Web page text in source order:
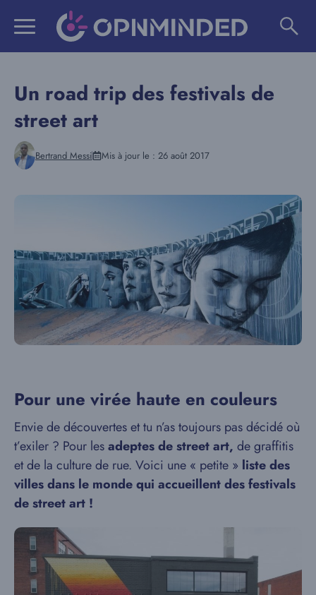
Un road trip des festivals de
street art
Bertrand Messi Mis à jour le : 26 août 2017
Pour une virée haute en couleurs
Envie de découvertes et tu n’as toujours pas décidé où
t’exiler ? Pour lesadeptes de street art, de graffitis
et de la culture de rue. Voici une « petite » liste des
villes dans le monde qui accueillent des festivals
de street art !